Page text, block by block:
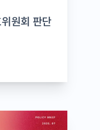
원회 판단